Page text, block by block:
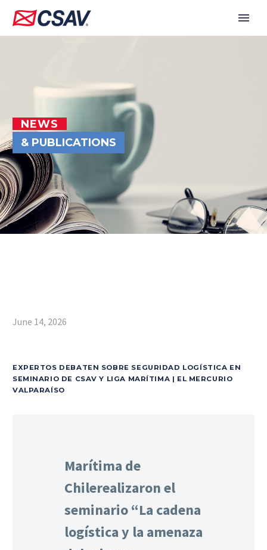
NEWS
& PUBLICATIONS
June 14, 2026
EXPERTOS DEBATEN SOBRE SEGURIDAD LOGÍSTICA EN
SEMINARIO DE CSAV Y LIGA MARÍTIMA | EL MERCURIO
VALPARAÍSO
Marítima de
Chilerealizaron el
seminario “La cadena
logística y la amenaza